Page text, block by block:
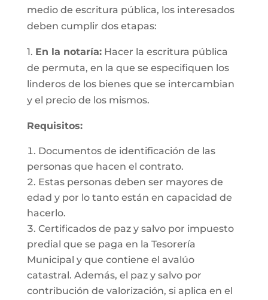
medio de escritura pública, los interesados
deben cumplir dos etapas:
1. En la notaría:Hacer la escritura pública
de permuta, en la que se especifiquen los
linderos de los bienes que se intercambian
y el precio de los mismos.
Requisitos:
Documentos de identificación de las
personas que hacen el contrato.
Estas personas deben ser mayores de
edad y por lo tanto están en capacidad de
hacerlo.
Certificados de paz y salvo por impuesto
predial que se paga en la Tesorería
Municipal y que contiene el avalúo
catastral. Además, el paz y salvo por
contribución de valorización, si aplica en el